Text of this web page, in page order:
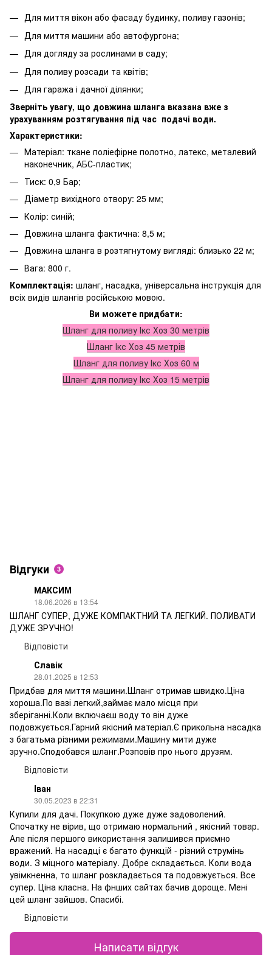
Для миття вікон або фасаду будинку, поливу газонів;
Для миття машини або автофургона;
Для догляду за рослинами в саду;
Для поливу розсади та квітів;
Для гаража і дачної ділянки;
Зверніть увагу, що довжина шланга вказана вже з
урахуванням розтягування під час подачі води.
Характеристики:
Матеріал: ткане поліефірне полотно, латекс, металевий
наконечник, АБС-пластик;
Тиск: 0,9 Бар;
Діаметр вихідного отвору: 25 мм;
Колір: синій;
Довжина шланга фактична: 8,5 м;
Довжина шланга в розтягнутому вигляді: близько 22 м;
Вага: 800 г.
Комплектація: шланг, насадка, універсальна інструкція для
всіх видів шлангів російською мовою.
Ви можете придбати:
Шланг для поливу Ікс Хоз 30 метрів
Шланг Ікс Хоз 45 метрів
Шланг для поливу Ікс Хоз 60 м
Шланг для поливу Ікс Хоз 15 метрів
Відгуки 3
МАКСИМ
18.06.2026 в 13:54
ШЛАНГ СУПЕР, ДУЖЕ КОМПАКТНИЙ ТА ЛЕГКИЙ. ПОЛИВАТИ
ДУЖЕ ЗРУЧНО!
Відповісти
Славік
28.01.2025 в 12:53
Придбав для миття машини.Шланг отримав швидко.Ціна
хороша.По вазі легкий,займає мало місця при
зберіганні.Коли включаєш воду то він дуже
подовжується.Гарний якісний матеріал.Є прикольна насадка
з багатьма різними режимами.Машину мити дуже
зручно.Сподобався шланг.Розповів про нього друзям.
Відповісти
Іван
30.05.2023 в 22:31
Купили для дачі. Покупкою дуже дуже задоволений.
Спочатку не вірив, що отримаю нормальний , якісний товар.
Але після першого використання залишився приємно
вражений. На насадці є багато функцій - різний струмінь
води. З міцного матеріалу. Добре складається. Коли вода
увімкненна, то шланг розкладається та подовжується. Все
супер. Ціна класна. На фнших сайтах бачив дороще. Мені
цей шланг зайшов. Спасибі.
Відповісти
Написати відгук